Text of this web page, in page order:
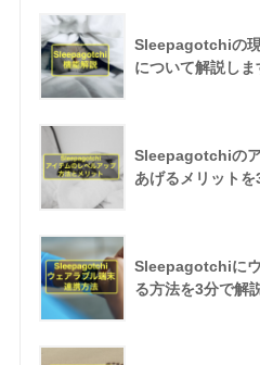
Sleepagotchiの
について解説しま
Sleepagotchiの
あげるメリットを
Sleepagotchiに
る方法を3分で解